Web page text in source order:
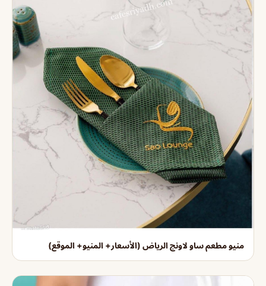
منيو مطعم ساو لاونج الرياض (الأسعار+ المنيو+ الموقع)